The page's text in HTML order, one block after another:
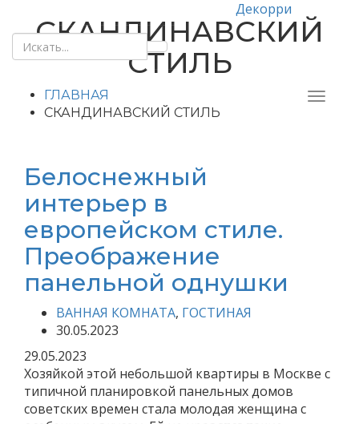
Декорри
СКАНДИНАВСКИЙ
СТИЛЬ
ГЛАВНАЯ
СКАНДИНАВСКИЙ СТИЛЬ
Белоснежный
интерьер в
европейском стиле.
Преображение
панельной однушки
ВАННАЯ КОМНАТА, ГОСТИНАЯ
30.05.2023
29.05.2023
Хозяйкой этой небольшой квартиры в Москве с
типичной планировкой панельных домов
советских времен стала молодая женщина с